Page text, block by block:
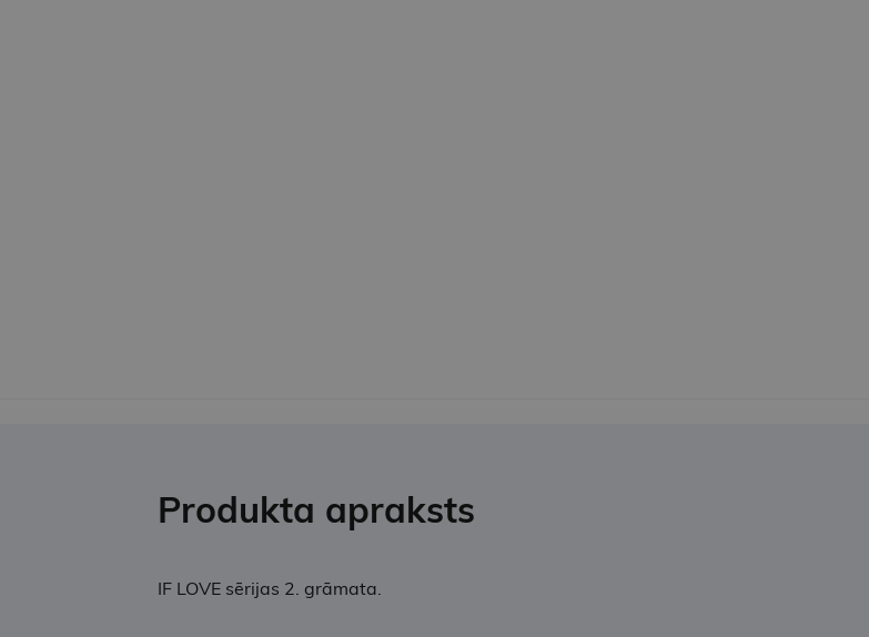
Produkta apraksts
IF LOVE sērijas 2. grāmata.